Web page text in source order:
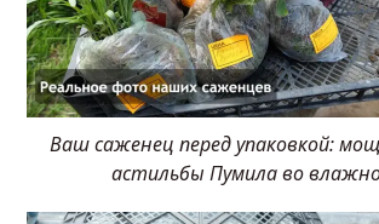
Ваш саженец перед упаковкой:
астильбы Пумила во